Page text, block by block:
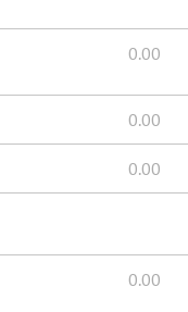
0.00
0.00
0.00
0.00